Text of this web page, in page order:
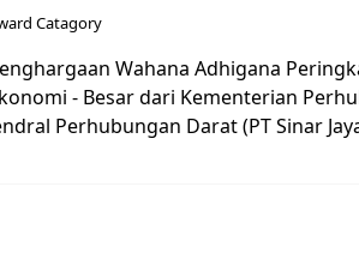
Catagory
Wahana Adhigana
- Besar dari Kementerian
Perhubungan Darat (PT Sinar